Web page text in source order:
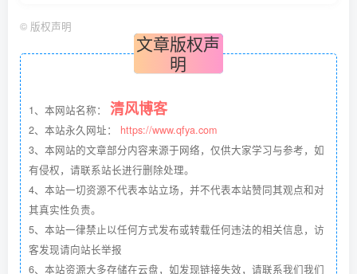
© 版权声明
文章版权声
明
1、本网站名称： 清风博客
2、本站永久网址： https://www.qfya.com
3、本网站的文章部分内容来源于网络，仅供大家学习与参考，如
有侵权，请联系站长进行删除处理。
4、本站一切资源不代表本站立场，并不代表本站赞同其观点和对
其真实性负责。
5、本站一律禁止以任何方式发布或转载任何违法的相关信息，访
客发现请向站长举报
6、本站资源大多存储在云盘，如发现链接失效，请联系我们我们